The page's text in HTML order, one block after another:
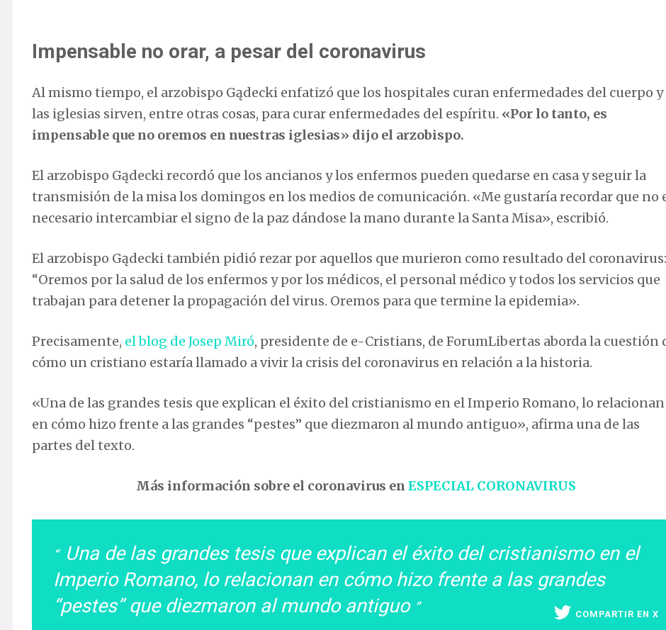
Impensable no orar, a pesar del coronavirus
Al mismo tiempo, el arzobispo Gądecki enfatizó que los hospitales curan enfermedades del cuerpo y
las iglesias sirven, entre otras cosas, para curar enfermedades del espíritu. «Por lo tanto, es
impensable que no oremos en nuestras iglesias» dijo el arzobispo.
El arzobispo Gądecki recordó que los ancianos y los enfermos pueden quedarse en casa y seguir la
transmisión de la misa los domingos en los medios de comunicación. «Me gustaría recordar que no
necesario intercambiar el signo de la paz dándose la mano durante la Santa Misa», escribió.
El arzobispo Gądecki también pidió rezar por aquellos que murieron como resultado del coronavirus:
“Oremos por la salud de los enfermos y por los médicos, el personal médico y todos los servicios que
trabajan para detener la propagación del virus. Oremos para que termine la epidemia».
Precisamente, el blog de Josep Miró, presidente de e-Cristians, de ForumLibertas aborda la cuestión
cómo un cristiano estaría llamado a vivir la crisis del coronavirus en relación a la historia.
«Una de las grandes tesis que explican el éxito del cristianismo en el Imperio Romano, lo relacionan
en cómo hizo frente a las grandes “pestes” que diezmaron al mundo antiguo», afirma una de las
partes del texto.
Más información sobre el coronavirus enESPECIAL CORONAVIRUS
Una de las grandes tesis que explican el éxito del cristianismo en el
Imperio Romano, lo relacionan en cómo hizo frente a las grandes
“pestes” que diezmaron al mundo antiguo
COMPARTIR EN X